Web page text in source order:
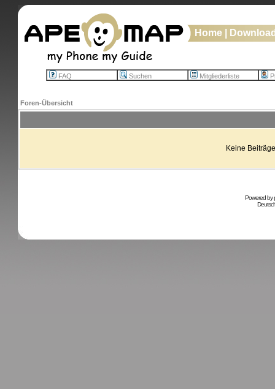
Home
FAQ Suchen Mitgliederliste
Foren-Übersicht
Keine
Powered by